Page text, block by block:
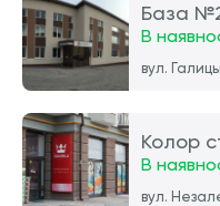
База
В
вул.
Колор
В
вул.